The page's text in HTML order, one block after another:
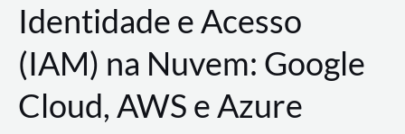
Identidade e Acesso
(IAM) na Nuvem: Google
Cloud, AWS e Azure